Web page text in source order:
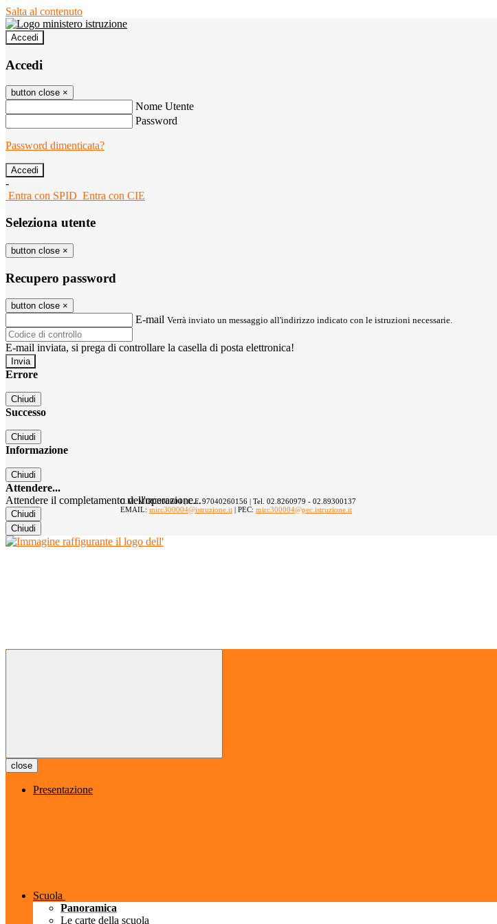
Salta al contenuto
Accedi
Accedi
button close ×
Nome Utente
Password
Password dimenticata?
-
Entra con SPID Entra con CIE
Seleziona utente
button close ×
Recupero password
button close ×
E-mail Verrà inviato un messaggio all'indirizzo indicato con le istruzioni necessarie.
E-mail inviata, si prega di controllare la casella di posta elettronica!
Errore
Chiudi
Successo
Chiudi
Informazione
Chiudi
Attendere...
Attendere il completamento dell'operazione...
Chiudi
Chiudi
C.M. MIRC300004 | C.F. 97040260156 | Tel. 02.8260979 - 02.89300137
EMAIL: mirc300004@istruzione.it | PEC: mirc300004@pec.istruzione.it
close
Presentazione
Scuola
Panoramica
Le carte della scuola